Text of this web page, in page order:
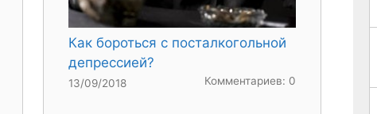
Как бороться с посталкогольной
депрессией?
13/09/2018 Комментариев: 0